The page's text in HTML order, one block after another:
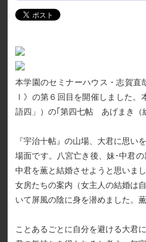
本学園のセミナーハウス・志賀直
Ⅰ》の第６回目を開催しました
語四」）の｢第四七帖 あげまき（
『宇治十帖』の山場、大君に思い
場面です。八宮亡き後、妹･中君
中君を薫と結婚させようと思いま
女房たちの案内（女主人の結婚は
いて屏風の陰に身を潜めました。
ことあるごとに自分を避ける大君